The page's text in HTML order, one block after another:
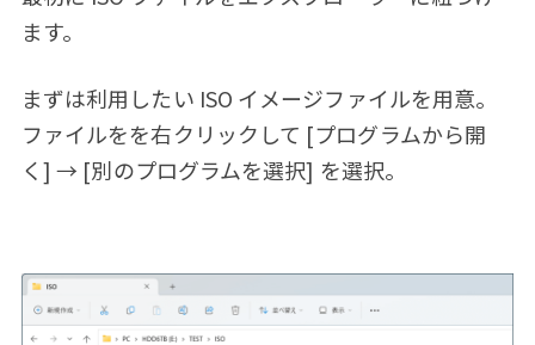
ます。
まずは利用したい ISO イメージファイルを用意。
ファイルをを右クリックして [プログラムから開
く] → [別のプログラムを選択] を選択。